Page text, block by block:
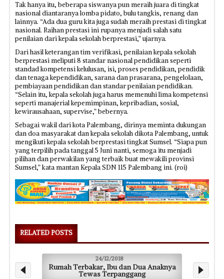
Tak hanya itu, beberapa siswanya pun meraih juara di tingkat
nasional diantaranya lomba pidato, bulu tangkis, renang dan
lainnya. “Ada dua guru kita juga sudah meraih prestasi di tingkat
nasional. Raihan prestasi ini rupanya menjadi salah satu
penilaian dari kepala sekolah berprestasi,” ujarnya.
Dari hasil keterangan tim verifikasi, penilaian kepala sekolah
berprestasi meliputi 8 standar nasional pendidikan seperti
standad kompetensi kelulusan, isi, proses pendidikan, pendidik
dan tenaga kependidikan, sarana dan prasarana, pengelolaan,
pembiayaan pendidikan dan standar penilaian pendidikan.
“Selain itu, kepala sekolah juga harus memenuhi lima kompetensi
seperti manajerial kepemimpinan, kepribadian, sosial,
kewirausahaan, supervise,” bebernya.
Sebagai wakil dari kota Palembang, dirinya meminta dukungan
dan doa masyarakat dan kepala sekolah dikota Palembang, untuk
mengikuti kepala sekolah berprestasi tingkat Sumsel. “Siapa pun
yang terpilih pada tanggal 5 Juni nanti, semoga itu menjadi
pilihan dan perwakilan yang terbaik buat mewakili provinsi
Sumsel,” kata mantan Kepala SDN 115 Palembang ini. (roi)
RELATED POSTS
24/12/2018
Rumah Terbakar, Ibu dan Dua Anaknya
Tewas Terpanggang